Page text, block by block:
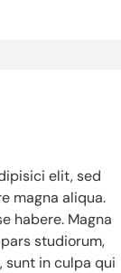
elit, sed
magna aliqua.
habere. Magna
studiorum,
sunt in culpa qui